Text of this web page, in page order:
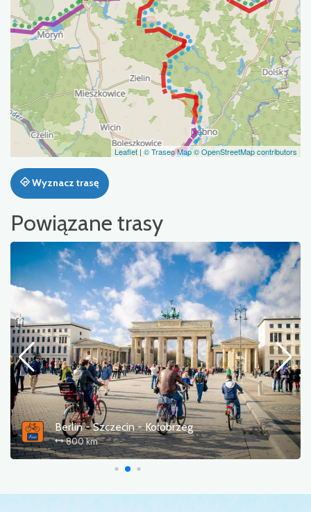
Leaflet | © Traseo Map© OpenStreetMap contributors
Wyznacz trasę
Powiązane trasy
Pętla mostów i promów
85.7 km 5:15 h